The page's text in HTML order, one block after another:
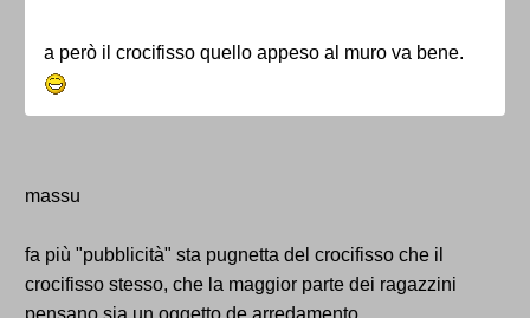
a però il crocifisso quello appeso al muro va bene.
massu
fa più "pubblicità" sta pugnetta del crocifisso che il
crocifisso stesso, che la maggior parte dei ragazzini